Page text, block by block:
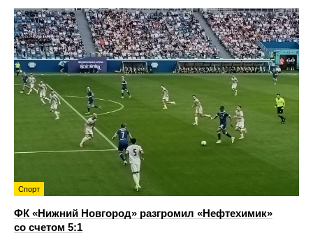
Спорт
ФК «Нижний Новгород» разгромил «Нефтехимик»
со счетом 5:1